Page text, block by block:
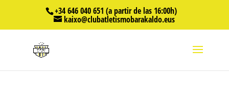
+34 646 040 651 (a partir de las 16:00h)
kaixo@clubatletismobarakaldo.eus